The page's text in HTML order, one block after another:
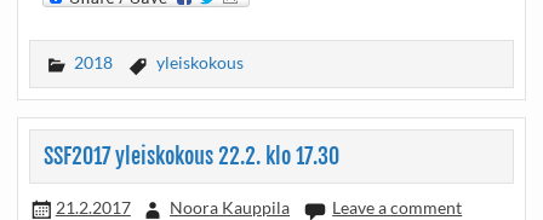
2018 yleiskokous
SSF2017 yleiskokous 22.2. klo 17.30
21.2.2017 Noora Kauppila Leave a comment